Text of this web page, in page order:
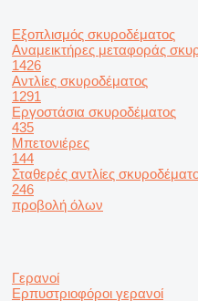
Εξοπλισμός σκυροδέματος
Αναμεικτήρες μεταφοράς
1426
Αντλίες σκυροδέματος
1291
Εργοστάσια σκυροδέματος
435
Μπετονιέρες
144
Σταθερές αντλίες
246
προβολή όλων
Γερανοί
Ερπυστριοφόροι γερανοί